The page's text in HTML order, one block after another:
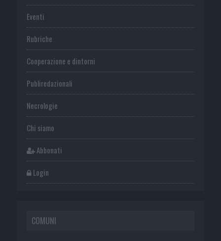
Eventi
Rubriche
Cooperazione e dintorni
Publiredazionali
Necrologie
Chi siamo
Abbonati
Login
COMUNI